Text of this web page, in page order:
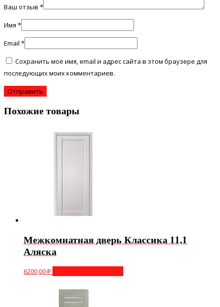
Ваш отзыв *
Имя *
Email *
Сохранить моё имя, email и адрес сайта в этом браузере для
последующих моих комментариев.
Похожие товары
Межкомнатная дверь Классика 11,1
Аляска
6200,00₽